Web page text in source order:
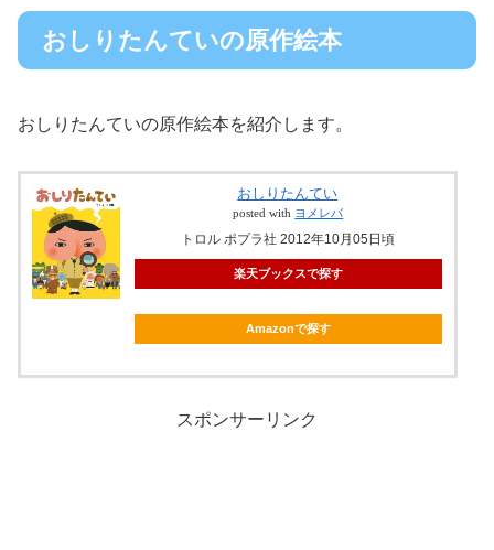
おしりたんていの原作絵本
おしりたんていの原作絵本を紹介します。
おしりたんてい
posted with ヨメレバ
トロル ポプラ社 2012年10月05日頃
楽天ブックスで探す
Amazonで探す
スポンサーリンク